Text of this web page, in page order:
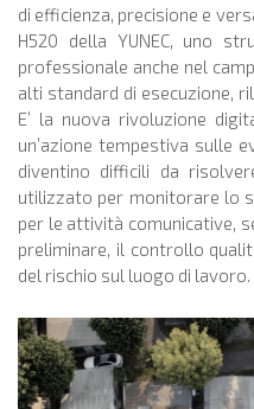
di efficienza, precisione e
H520 della YUNEC, uno
professionale anche nel
alti standard di esecuzione,
E’ la nuova rivoluzione
un’azione tempestiva sulle
diventino difficili da
utilizzato per monitorare lo
per le attività comunicative,
preliminare, il controllo
del rischio sul luogo di lavoro.